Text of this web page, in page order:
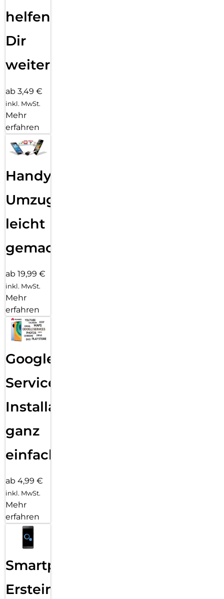
helfen
Dir
weiter
ab 3,49 €
inkl. MwSt.
Mehr
erfahren
Handy
Umzug
leicht
gemacht!
ab 19,99 €
inkl. MwSt.
Mehr
erfahren
Google
Services
Installation
ganz
einfach
ab 4,99 €
inkl. MwSt.
Mehr
erfahren
Smartphone
Ersteinrichtung